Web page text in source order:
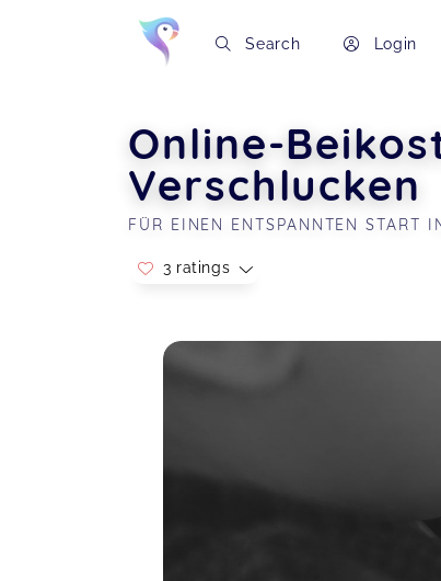
Search Login
Online-
Verschlucken
FÜR EINEN ENTSPANNTEN START
Soon you will learn more about me
3 ratings
Sehr zufrieden!!